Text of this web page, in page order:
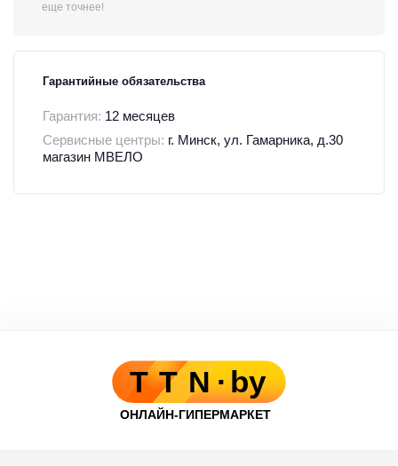
еще точнее!
Гарантийные обязательства
Гарантия: 12 месяцев
Сервисные центры: г. Минск, ул. Гамарника, д.30
магазин МВЕЛО